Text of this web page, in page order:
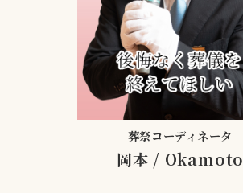
葬祭コーディネータ
岡本 / Okamoto